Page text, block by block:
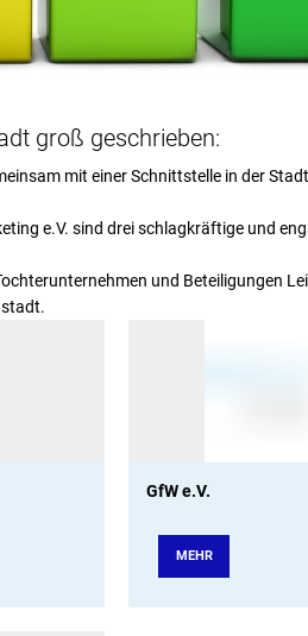
groß geschrieben:
mit einer Schnittstelle in der
e.V. sind drei schlagkräftige und
und Beteiligungen
GfW e.V.
MEHR